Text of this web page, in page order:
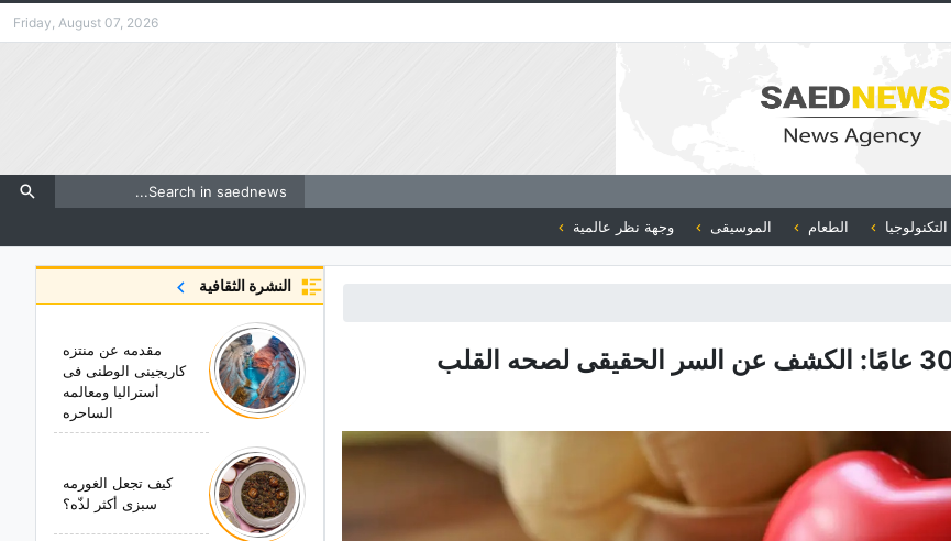
Friday, August 07, 2026
التكنولوجيا الطعام الموسيقى وجهة نظر عالمية
النشرة الثقافية
مقدمه عن منتزه
کاریجینی الوطنی فی
أسترالیا ومعالمه
الساحره
کیف تجعل الغورمه
سبزی أکثر لذّه؟